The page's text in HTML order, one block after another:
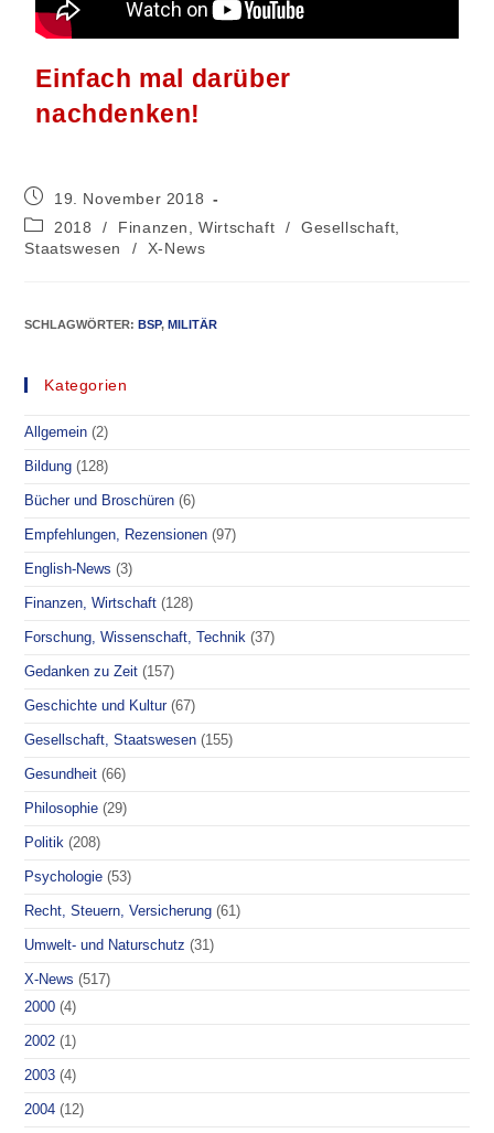
Einfach mal darüber
nachdenken!
19. November 2018
2018
/ Finanzen, Wirtschaft /
Gesellschaft,
Staatswesen
/ X-News
SCHLAGWÖRTER:BSP, MILITÄR
Kategorien
Allgemein (2)
Bildung (128)
Bücher und Broschüren (6)
Empfehlungen, Rezensionen (97)
English-News (3)
Finanzen, Wirtschaft (128)
Forschung, Wissenschaft, Technik (37)
Gedanken zu Zeit (157)
Geschichte und Kultur (67)
Gesellschaft, Staatswesen (155)
Gesundheit (66)
Philosophie (29)
Politik (208)
Psychologie (53)
Recht, Steuern, Versicherung (61)
Umwelt- und Naturschutz (31)
X-News (517)
2000 (4)
2002 (1)
2003 (4)
2004 (12)